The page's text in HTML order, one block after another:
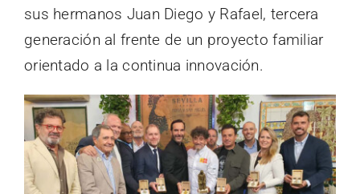
sus hermanos Juan Diego y Rafael, tercera
generación al frente de un proyecto familiar
orientado a la continua innovación.